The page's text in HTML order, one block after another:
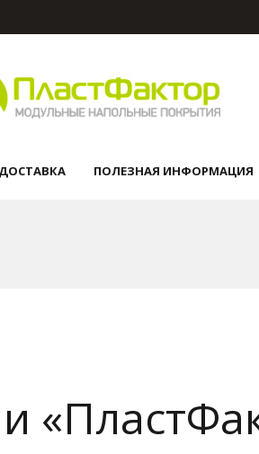
ПОЛЕЗНАЯ ИНФОРМАЦИЯ